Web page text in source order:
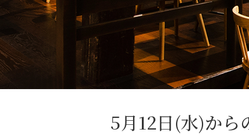
5月12日(水)から